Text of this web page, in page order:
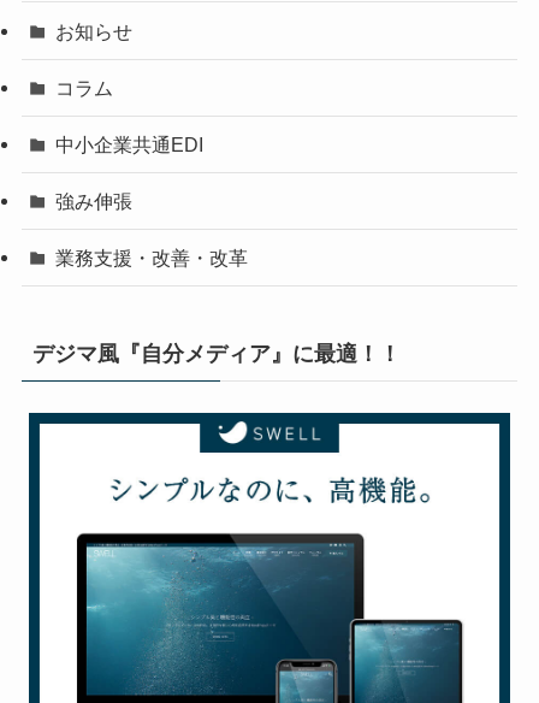
お知らせ
コラム
中小企業共通EDI
強み伸張
業務支援・改善・改革
デジマ風『自分メディア』に最適！！